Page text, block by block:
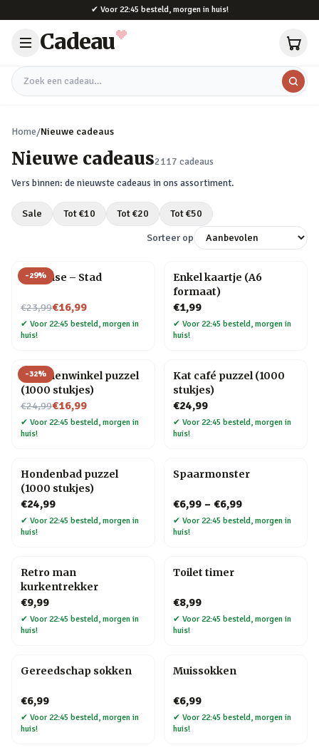
✔ Voor 22:45 besteld, morgen in huis!
Cadeau
Zoek een cadeau
Home/Nieuwe cadeaus
Nieuwe cadeaus2117 cadeaus
Vers binnen: de nieuwste cadeaus in ons assortiment.
Sale Tot €10 Tot €20 Tot €50
Sorteer op
-29%
Flip Vase – Stad
€23,99
Nu voor€16,99
✔ Voor 22:45 besteld, morgen in
huis!
Enkel kaartje (A6
formaat)
€1,99
✔ Voor 22:45 besteld, morgen in
huis!
-32%
Bloemenwinkel puzzel
(1000 stukjes)
€24,99
Nu voor€16,99
✔ Voor 22:45 besteld, morgen in
huis!
Kat café puzzel (1000
stukjes)
€24,99
✔ Voor 22:45 besteld, morgen in
huis!
Hondenbad puzzel
(1000 stukjes)
€24,99
✔ Voor 22:45 besteld, morgen in
huis!
Spaarmonster
€6,99 – €6,99
✔ Voor 22:45 besteld, morgen in
huis!
Retro man
kurkentrekker
€9,99
✔ Voor 22:45 besteld, morgen in
huis!
Toilet timer
€8,99
✔ Voor 22:45 besteld, morgen in
huis!
Gereedschap sokken
€6,99
✔ Voor 22:45 besteld, morgen in
huis!
Muissokken
€6,99
✔ Voor 22:45 besteld, morgen in
huis!